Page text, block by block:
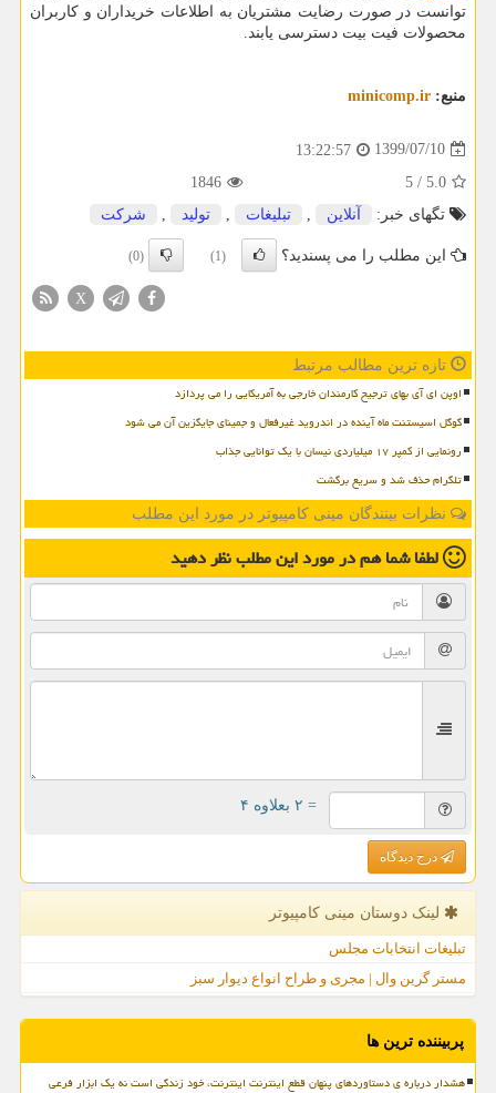
توانست در صورت رضایت مشتریان به اطلاعات خریداران و کاربران
محصولات فیت بیت دسترسی یابند.
منبع: minicomp.ir
1399/07/10
13:22:57
5.0
/
5
1846
تگهای خبر:
آنلاین , تبلیغات , تولید , شركت
این مطلب را می پسندید؟ (1)
(0)
X
تازه ترین مطالب مرتبط
اوپن ای آی بهای ترجیح کارمندان خارجی به آمریکایی را می پردازد
گوگل اسیستنت ماه آینده در اندروید غیرفعال و جمینای جایگزین آن می شود
رونمایی از کمپر ۱۷ میلیاردی نیسان با یک توانایی جذاب
تلگرام حذف شد و سریع برگشت
نظرات بینندگان مینی کامپیوتر در مورد این مطلب
لطفا شما همدر مورد این مطلبنظر دهید
= ۲ بعلاوه ۴
درج دیدگاه
لینک دوستان مینی كامپیوتر
تبلیغات انتخابات مجلس
مستر گرین وال | مجری و طراح انواع دیوار سبز
پربیننده ترین ها
هشدار درباره ی دستاوردهای پنهان قطع اینترنت اینترنت، خود زندگی است نه یک ابزار فرعی